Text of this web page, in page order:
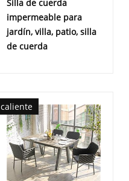
Silla de cuerda
impermeable para
jardín, villa, patio, silla
de cuerda
caliente